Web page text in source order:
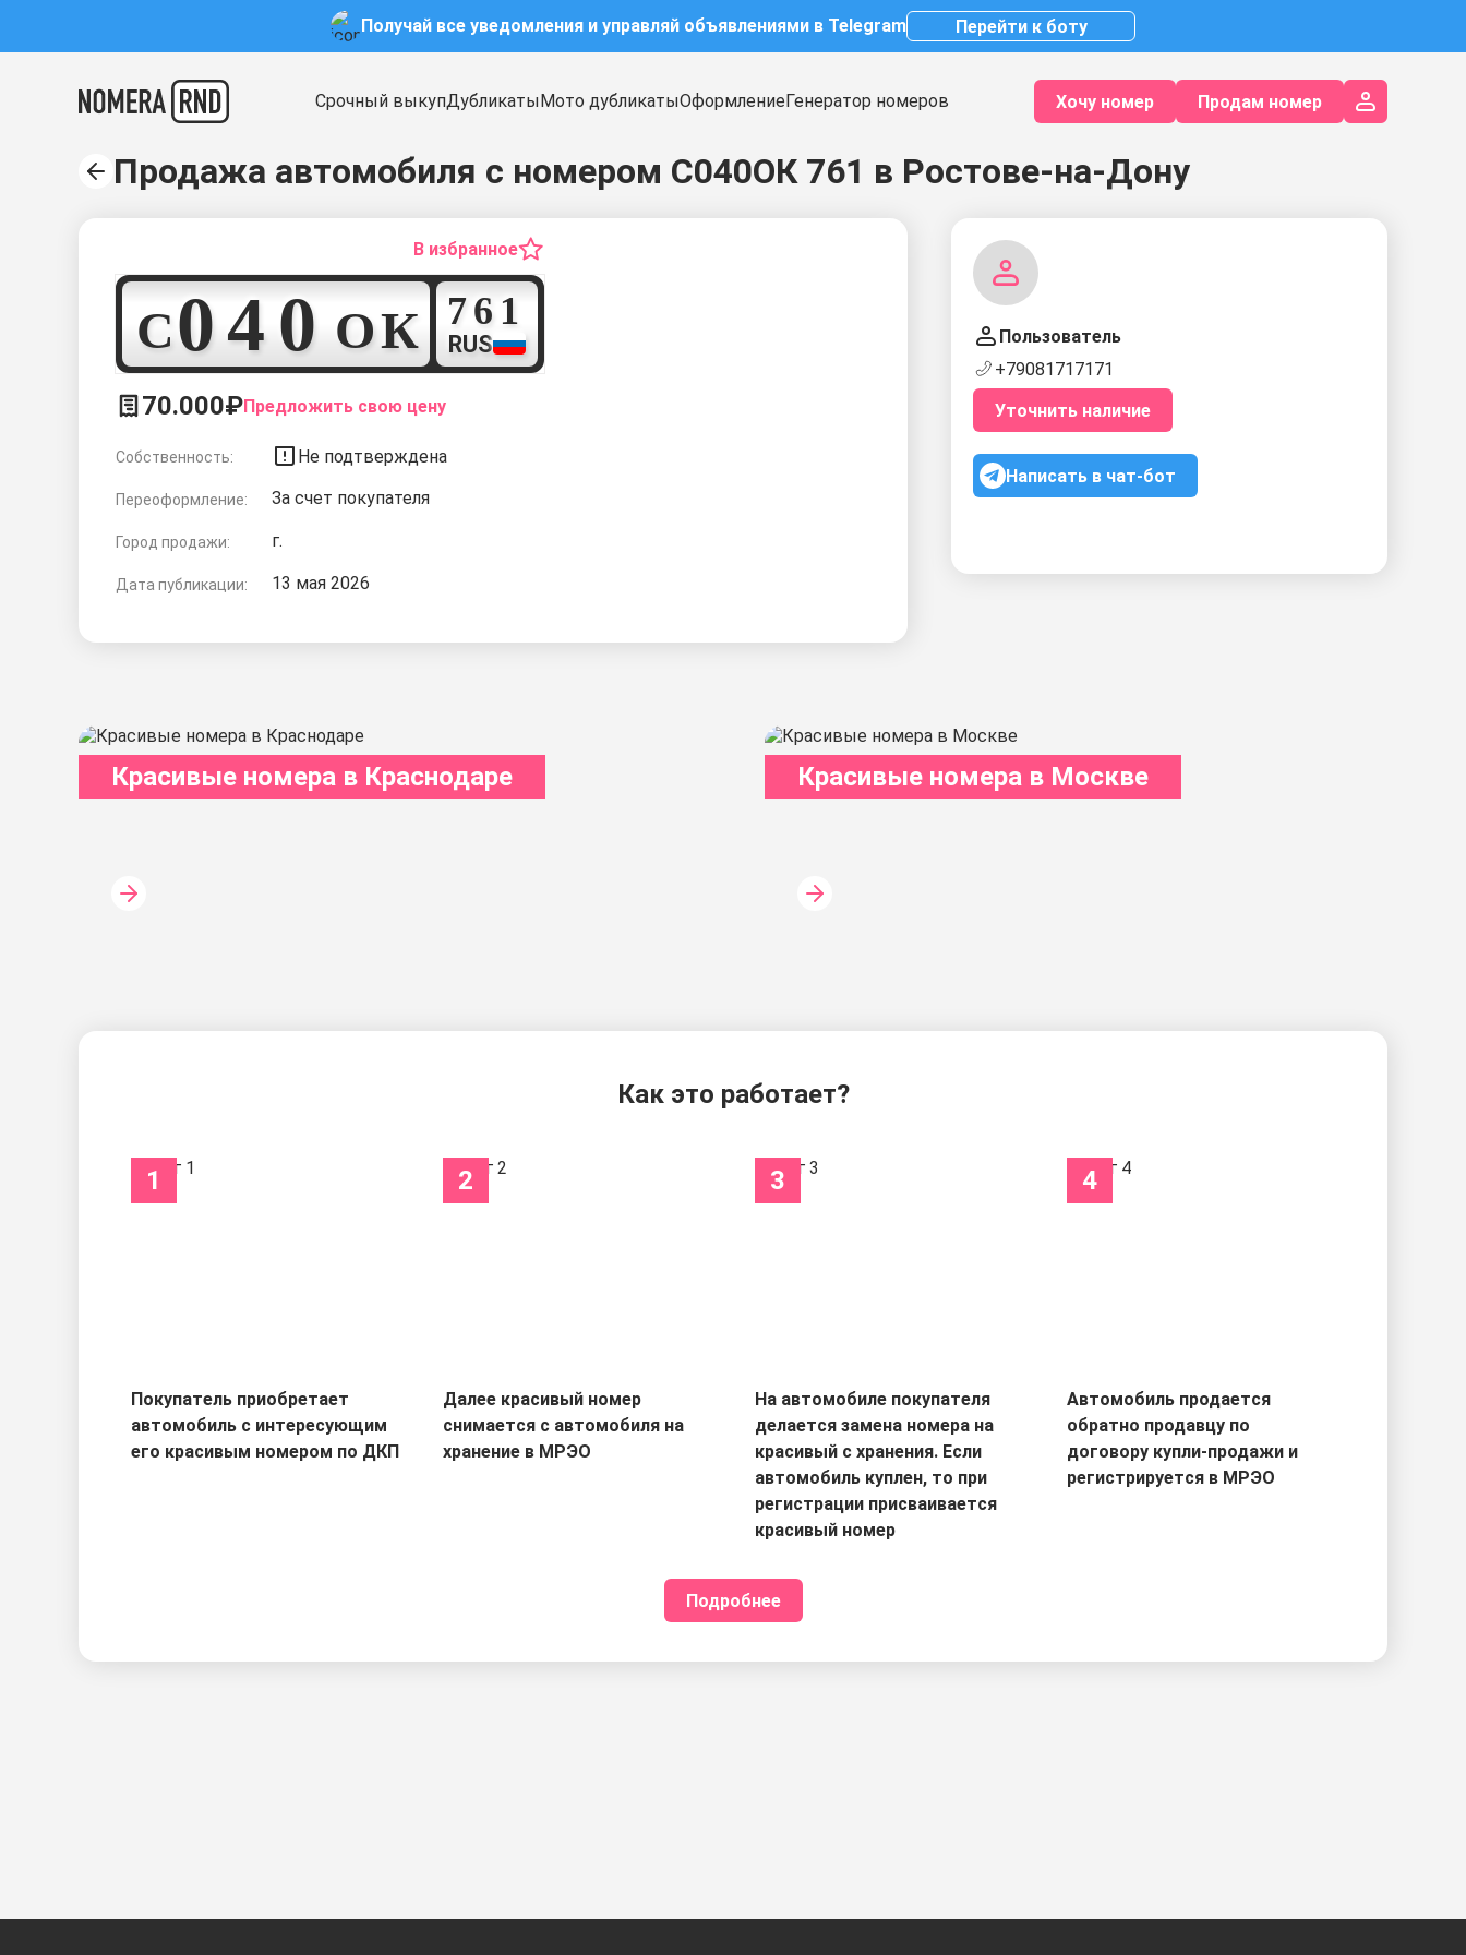
Получай все уведомления и управляй объявлениями в Telegram Перейти к боту
Срочный выкупДубликатыМото дубликатыОформлениеГенератор номеров Хочу номер Продам номер
Продажа автомобиля с номером С040ОК 761 в Ростове-на-Дону
В избранное
С0
4
0
ОК7
61
RUS
70.000₽Предложить свою цену
Собственность: Не подтверждена
Переоформление: За счет покупателя
Город продажи: г.
Дата публикации: 13 мая 2026
Пользователь
+79081717171
Уточнить наличие
Написать в чат-бот
Красивые номера в Краснодаре Красивые номера в Москве
Как это работает?
1
Покупатель приобретает
автомобиль с интересующим
его красивым номером по ДКП
2
Далее красивый номер
снимается с автомобиля на
хранение в МРЭО
3
На автомобиле покупателя
делается замена номера на
красивый с хранения. Если
автомобиль куплен, то при
регистрации присваивается
красивый номер
4
Автомобиль продается
обратно продавцу по
договору купли-продажи и
регистрируется в МРЭО
Подробнее